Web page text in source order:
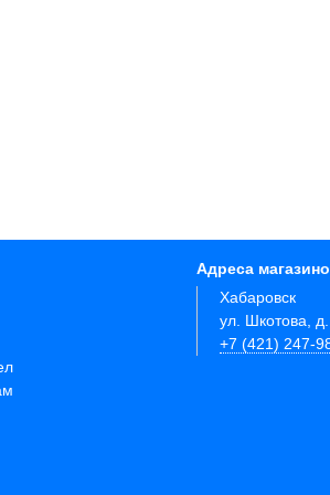
Адреса
Хабаровск
ул. Шкотова,
+7 (421) 247-